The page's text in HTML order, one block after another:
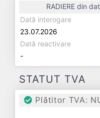
RADIERE din
Dată interogare
23.07.2026
Dată reactivare
-
STATUT TVA
Plătitor TVA: